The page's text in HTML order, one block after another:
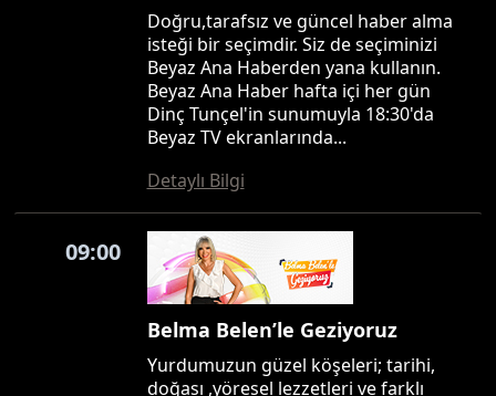
Doğru,tarafsız ve güncel haber alma
isteği bir seçimdir. Siz de seçiminizi
Beyaz Ana Haberden yana kullanın.
Beyaz Ana Haber hafta içi her gün
Dinç Tunçel'in sunumuyla 18:30'da
Beyaz TV ekranlarında...
Detaylı Bilgi
09:00
Belma Belen’le Geziyoruz
Yurdumuzun güzel köşeleri; tarihi,
doğası ,yöresel lezzetleri ve farklı